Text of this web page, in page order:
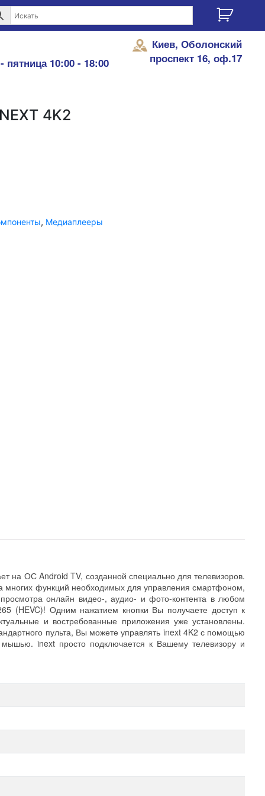
пятница 10:00 - 18:00
Киев, Оболонский
проспект 16, оф.17
4K2
, Медиаплееры
на ОС Android TV, созданной специально для телевизоров.
многих функций необходимых для управления смартфоном,
онлайн видео-, аудио- и фото-контента в любом
(HEVC)! Одним нажатием кнопки Вы получаете доступ к
и востребованные приложения уже установлены.
пульта, Вы можете управлять inext 4K2 с помощью
inext просто подключается к Вашему телевизору и